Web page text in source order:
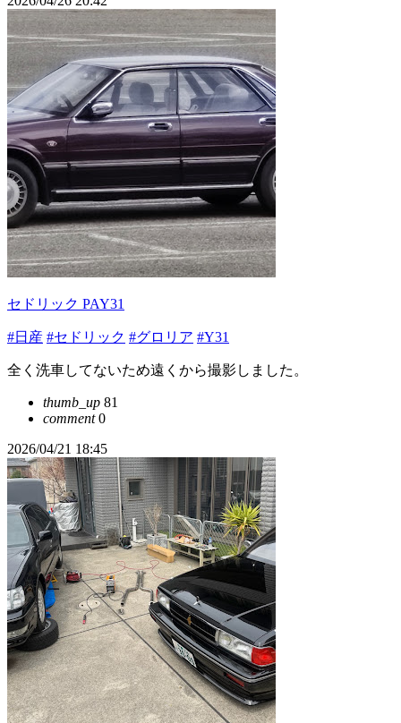
セドリック PAY31
#日産 #セドリック #グロリア #Y31
全く洗車してないため遠くから撮影しました。
thumb_up 81
comment0
2026/04/21 18:45